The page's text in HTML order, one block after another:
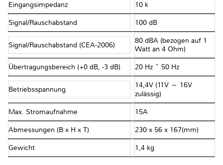
Eingangsimpedanz 10 kΩ
Signal/Rauschabstand 100 dB
Signal/Rauschabstand (CEA-2006)
80 dBA (bezogen auf 1
Watt an 4 Ohm)
Übertragungsbereich (+0 dB, -3 dB) 20 Hz ~ 50 Hz
Betriebsspannung
14,4V (11V ～ 16V
zulässig)
Max. Stromaufnahme 15A
Abmessungen (B x H x T) 230 x 56 x 167(mm)
Gewicht 1,4 kg